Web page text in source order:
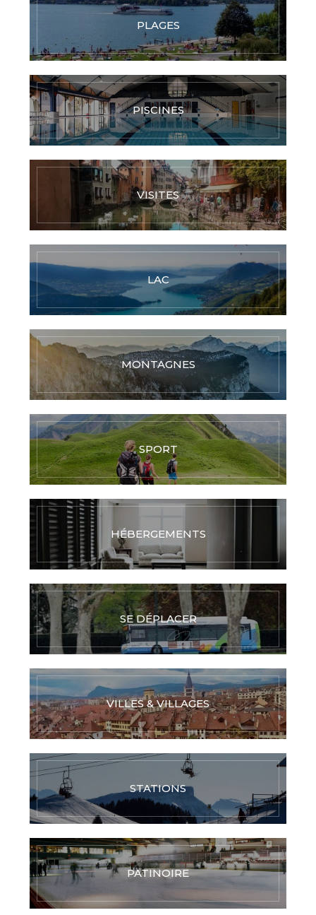
PLAGES
PISCINES
VISITES
LAC
MONTAGNES
SPORT
HÉBERGEMENTS
SE DÉPLACER
VILLES & VILLAGES
STATIONS
PATINOIRE